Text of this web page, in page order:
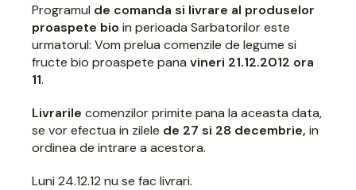
Programul de comanda si livrare al produselor
proaspete bioin perioada Sarbatorilor este
urmatorul: Vom prelua comenzile delegume si
fructe bio proaspetepanavineri 21.12.2012 ora
11.
Livrarile comenzilor primite pana la aceasta data,
se vor efectua in zilele de 27 si 28 decembrie, in
ordinea de intrare a acestora.
Luni 24.12.12 nu se fac livrari.